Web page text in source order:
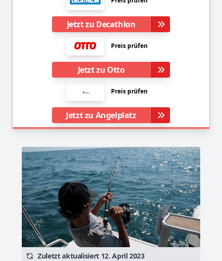
Jetzt zu Decathlon
Preis prüfen
Jetzt zu Otto
Preis prüfen
Jetzt zu Angelplatz
Zuletzt aktualisiert 12. April 2023